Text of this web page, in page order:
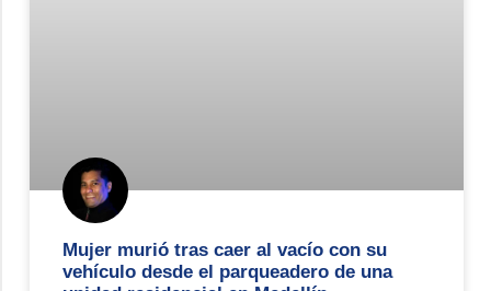
Mujer murió tras caer al vacío con su
vehículo desde el parqueadero de una